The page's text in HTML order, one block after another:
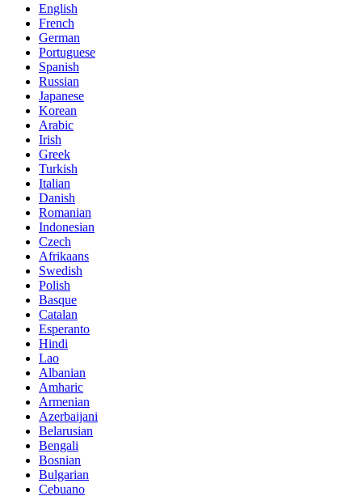
English
French
German
Portuguese
Spanish
Russian
Japanese
Korean
Arabic
Irish
Greek
Turkish
Italian
Danish
Romanian
Indonesian
Czech
Afrikaans
Swedish
Polish
Basque
Catalan
Esperanto
Hindi
Lao
Albanian
Amharic
Armenian
Azerbaijani
Belarusian
Bengali
Bosnian
Bulgarian
Cebuano